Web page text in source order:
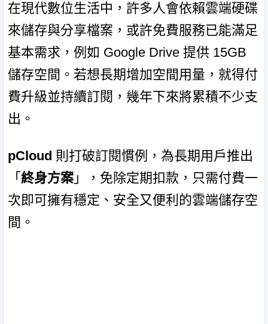
在現代數位生活中，許多人會依賴雲端硬碟
來儲存與分享檔案，或許免費服務已能滿足
基本需求，例如 Google Drive 提供 15GB
儲存空間。若想長期增加空間用量，就得付
費升級並持續訂閱，幾年下來將累積不少支
出。
pCloud 則打破訂閱慣例，為長期用戶推出
「 終身方案 」，免除定期扣款，只需付費一
次即可擁有穩定、安全又便利的雲端儲存空
間。